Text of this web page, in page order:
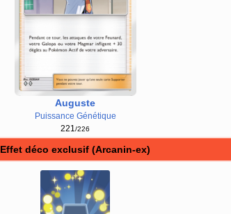
Auguste
Puissance Génétique
221 /226
Effet déco exclusif (Arcanin-ex)